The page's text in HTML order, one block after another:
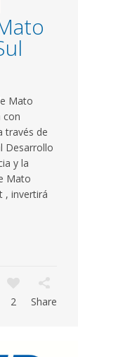
Mato
con
través de
Desarrollo
y la
Mato
, invertirá
2 Share